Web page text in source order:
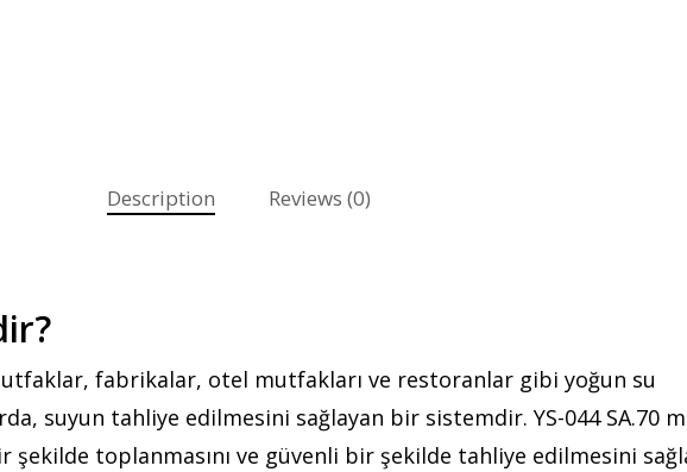
Description Reviews (0)
fabrikalar, otel mutfakları ve restoranlar gibi yoğun su
suyun tahliye edilmesini sağlayan bir sistemdir. YS-044 SA.70
şekilde toplanmasını ve güvenli bir şekilde tahliye edilmesini